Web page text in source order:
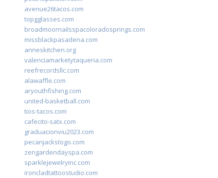
avenue26tacos.com
topgglasses.com
broadmoornailsspacoloradosprings.com
missblackpasadena.com
anneskitchen.org
valenciamarketytaqueria.com
reefrecordsllc.com
alawaffle.com
aryouthfishing.com
united-basketball.com
tios-tacos.com
cafecito-satx.com
graduacionviu2023.com
pecanjackstogo.com
zengardendayspa.com
sparklejewelryinc.com
ironcladtattoostudio.com